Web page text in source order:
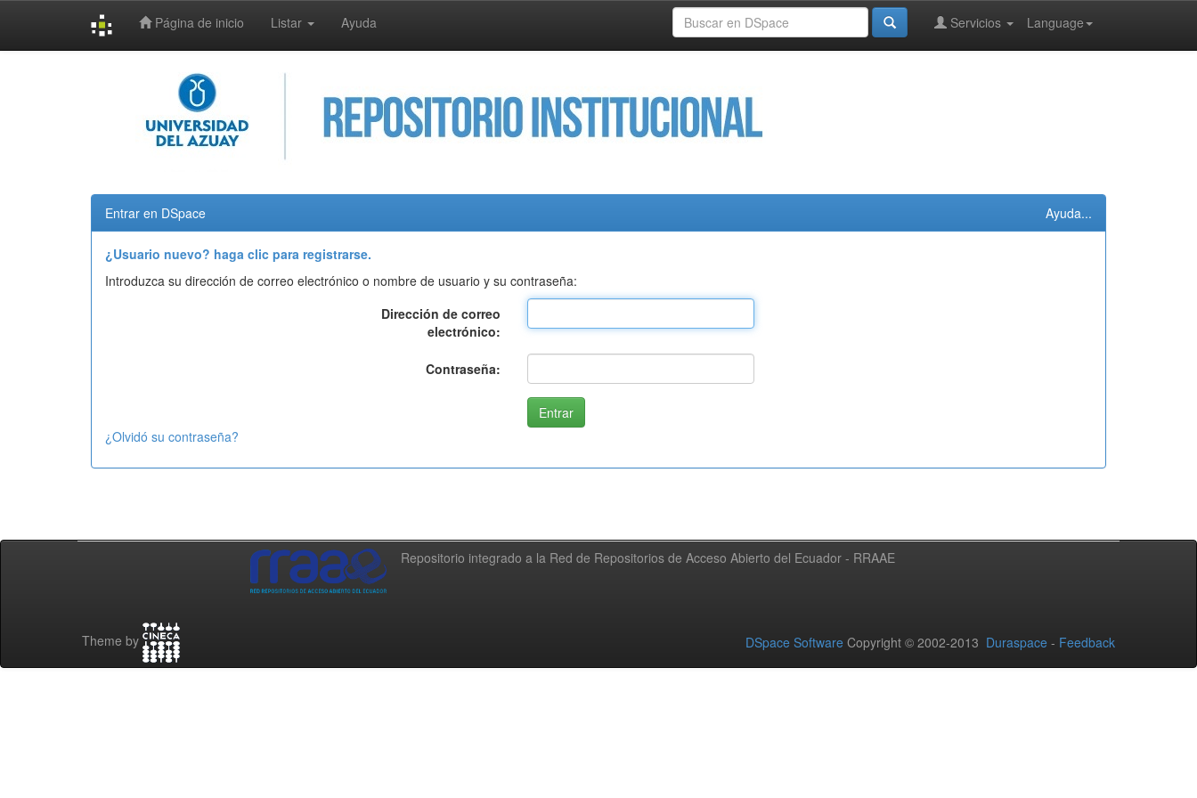
Página de inicio Listar Ayuda Language
Servicios
Entrar en DSpace Ayuda...
¿Usuario nuevo? haga clic para registrarse.
Introduzca su dirección de correo electrónico o nombre de usuario y su contraseña:
Dirección de correo
electrónico:
Contraseña:
¿Olvidó su contraseña?
Repositorio integrado a la Red de Repositorios de Acceso Abierto del Ecuador - RRAAE
Theme by DSpace Software Copyright © 2002-2013 Duraspace - Feedback